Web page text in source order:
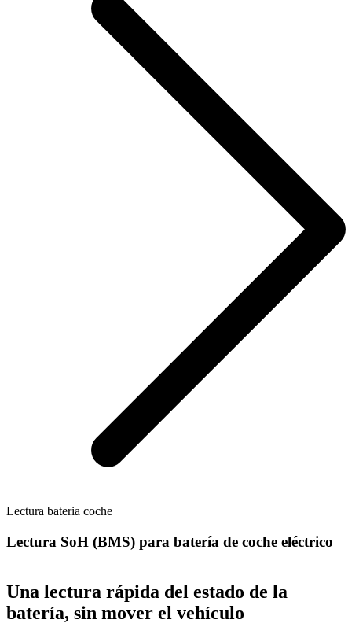
Lectura bateria coche
Lectura SoH (BMS) para batería de coche eléctrico
Una lectura rápida del estado de la
batería, sin mover el vehículo